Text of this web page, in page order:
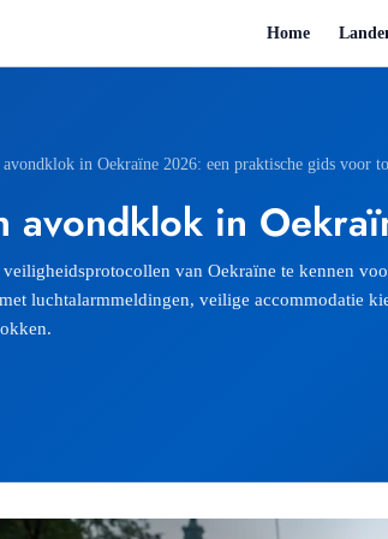
Home
in Oekraïne 2026: een praktische gids voor
avondklok in
van Oekraïne te kennen
luchtalarmmeldingen, veilige accommodatie